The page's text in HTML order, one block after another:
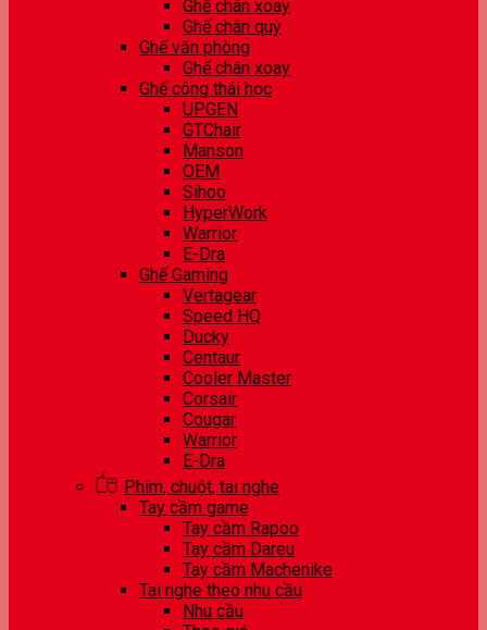
Ghế chân xoay
Ghế chân quỳ
Ghế văn phòng
Ghế chân xoay
Ghế công thái học
UPGEN
GTChair
Manson
OEM
Sihoo
HyperWork
Warrior
E-Dra
Ghế Gaming
Vertagear
Speed HQ
Ducky
Centaur
Cooler Master
Corsair
Cougar
Warrior
E-Dra
Phím, chuột, tai nghe
Tay cầm game
Tay cầm Rapoo
Tay cầm Dareu
Tay cầm Machenike
Tai nghe theo nhu cầu
Nhu cầu